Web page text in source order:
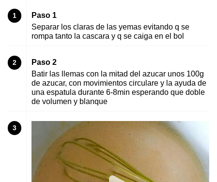
1
Paso 1
Separar los claras de las yemas evitando q se
rompa tanto la cascara y q se caiga en el bol
2
Paso 2
Batir las llemas con la mitad del azucar unos 100g
de azucar, con movimientos circulare y la ayuda de
una espatula durante 6-8min esperando que doble
de volumen y blanque
3